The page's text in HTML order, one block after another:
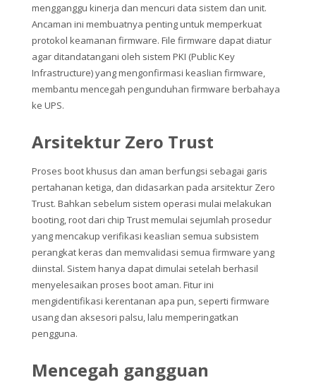
mengganggu kinerja dan mencuri data sistem dan unit.
Ancaman ini membuatnya penting untuk memperkuat
protokol keamanan firmware. File firmware dapat diatur
agar ditandatangani oleh sistem PKI (Public Key
Infrastructure) yang mengonfirmasi keaslian firmware,
membantu mencegah pengunduhan firmware berbahaya
ke UPS.
Arsitektur Zero Trust
Proses boot khusus dan aman berfungsi sebagai garis
pertahanan ketiga, dan didasarkan pada arsitektur Zero
Trust. Bahkan sebelum sistem operasi mulai melakukan
booting, root dari chip Trust memulai sejumlah prosedur
yang mencakup verifikasi keaslian semua subsistem
perangkat keras dan memvalidasi semua firmware yang
diinstal. Sistem hanya dapat dimulai setelah berhasil
menyelesaikan proses boot aman. Fitur ini
mengidentifikasi kerentanan apa pun, seperti firmware
usang dan aksesori palsu, lalu memperingatkan
pengguna.
Mencegah gangguan